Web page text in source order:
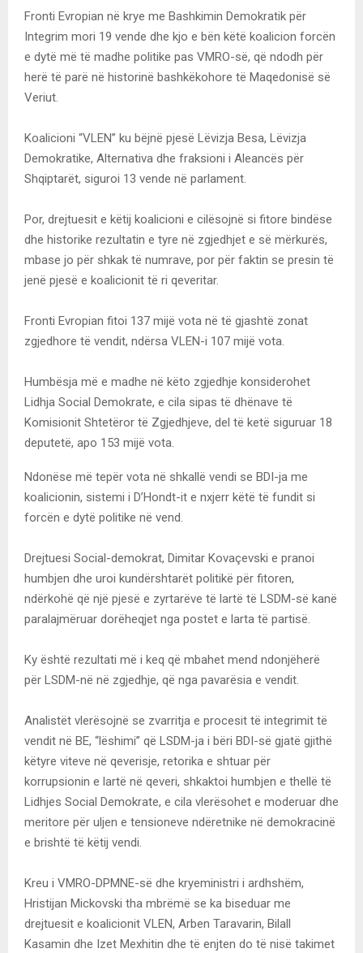
Fronti Evropian në krye me Bashkimin Demokratik për
Integrim mori 19 vende dhe kjo e bën këtë koalicion forcën
e dytë më të madhe politike pas VMRO-së, që ndodh për
herë të parë në historinë bashkëkohore të Maqedonisë së
Veriut.
Koalicioni “VLEN” ku bëjnë pjesë Lëvizja Besa, Lëvizja
Demokratike, Alternativa dhe fraksioni i Aleancës për
Shqiptarët, siguroi 13 vende në parlament.
Por, drejtuesit e këtij koalicioni e cilësojnë si fitore bindëse
dhe historike rezultatin e tyre në zgjedhjet e së mërkurës,
mbase jo për shkak të numrave, por për faktin se presin të
jenë pjesë e koalicionit të ri qeveritar.
Fronti Evropian fitoi 137 mijë vota në të gjashtë zonat
zgjedhore të vendit, ndërsa VLEN-i 107 mijë vota.
Humbësja më e madhe në këto zgjedhje konsiderohet
Lidhja Social Demokrate, e cila sipas të dhënave të
Komisionit Shtetëror të Zgjedhjeve, del të ketë siguruar 18
deputetë, apo 153 mijë vota.
Ndonëse më tepër vota në shkallë vendi se BDI-ja me
koalicionin, sistemi i D’Hondt-it e nxjerr këtë të fundit si
forcën e dytë politike në vend.
Drejtuesi Social-demokrat, Dimitar Kovaçevski e pranoi
humbjen dhe uroi kundërshtarët politikë për fitoren,
ndërkohë që një pjesë e zyrtarëve të lartë të LSDM-së kanë
paralajmëruar dorëheqjet nga postet e larta të partisë.
Ky është rezultati më i keq që mbahet mend ndonjëherë
për LSDM-në në zgjedhje, që nga pavarësia e vendit.
Analistët vlerësojnë se zvarritja e procesit të integrimit të
vendit në BE, “lëshimi” që LSDM-ja i bëri BDI-së gjatë gjithë
këtyre viteve në qeverisje, retorika e shtuar për
korrupsionin e lartë në qeveri, shkaktoi humbjen e thellë të
Lidhjes Social Demokrate, e cila vlerësohet e moderuar dhe
meritore për uljen e tensioneve ndëretnike në demokracinë
e brishtë të këtij vendi.
Kreu i VMRO-DPMNE-së dhe kryeministri i ardhshëm,
Hristijan Mickovski tha mbrëmë se ka biseduar me
drejtuesit e koalicionit VLEN, Arben Taravarin, Bilall
Kasamin dhe Izet Mexhitin dhe të enjten do të nisë takimet